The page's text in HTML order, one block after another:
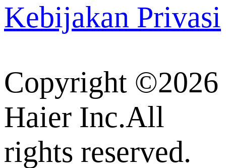
Kebijakan Privasi
Copyright ©2026
Haier Inc.All
rights reserved.